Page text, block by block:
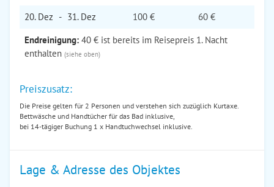
20. Dez - 31. Dez 100 €
60 €
Endreinigung: 40 € ist bereits im Reisepreis 1. Nacht
enthalten (siehe oben)
Preiszusatz:
Die Preise gelten für 2 Personen und verstehen sich zuzüglich Kurtaxe.
Bettwäsche und Handtücher für das Bad inklusive,
bei 14-tägiger Buchung 1 x Handtuchwechsel inklusive.
Lage & Adresse des Objektes